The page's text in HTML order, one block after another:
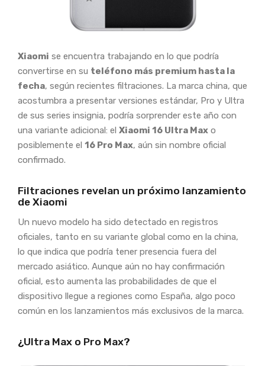
Xiaomi se encuentra trabajando en lo que podría
convertirse en su teléfono más premium hasta la
fecha, según recientes filtraciones. La marca china, que
acostumbra a presentar versiones estándar, Pro y Ultra
de sus series insignia, podría sorprender este año con
una variante adicional: el Xiaomi 16 Ultra Max o
posiblemente el 16 Pro Max, aún sin nombre oficial
confirmado.
Filtraciones revelan un próximo lanzamiento
de Xiaomi
Un nuevo modelo ha sido detectado en registros
oficiales, tanto en su variante global como en la china,
lo que indica que podría tener presencia fuera del
mercado asiático. Aunque aún no hay confirmación
oficial, esto aumenta las probabilidades de que el
dispositivo llegue a regiones como España, algo poco
común en los lanzamientos más exclusivos de la marca.
¿Ultra Max o Pro Max?